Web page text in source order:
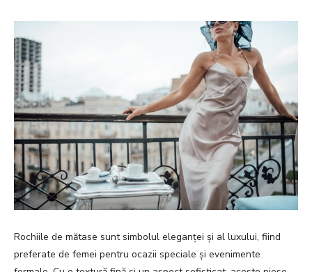
Rochiile de mătase sunt simbolul eleganței și al luxului, fiind
preferate de femei pentru ocazii speciale și evenimente